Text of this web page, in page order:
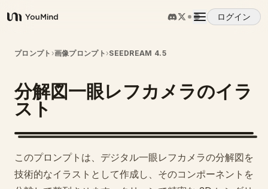
YouMind
ログイン
概要
ユースケース
スキル
プロンプト
プロンプト ›画像プロンプト ›SEEDREAM 4.5
分解図一眼レフカメラのイラ
スト
このプロンプトは、デジタル一眼レフカメラの分解図を
技術的なイラストとして作成し、そのコンポーネントを